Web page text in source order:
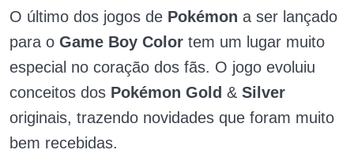
O último dos jogos de Pokémon a ser lançado
para o Game Boy Color tem um lugar muito
especial no coração dos fãs. O jogo evoluiu
conceitos dos Pokémon Gold & Silver
originais, trazendo novidades que foram muito
bem recebidas.